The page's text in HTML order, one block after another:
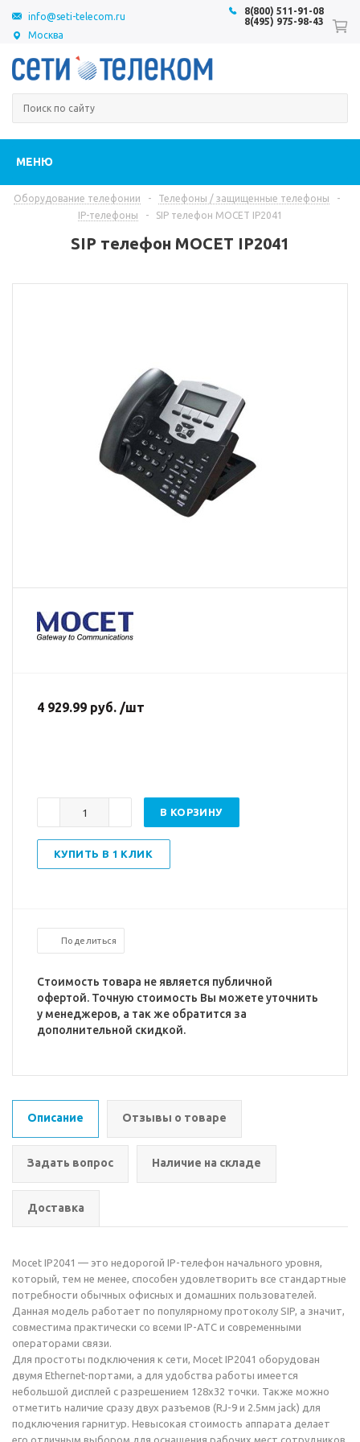
Москва
8(800) 511-91-08
8(495) 975-98-43
info@seti-telecom.ru
МЕНЮ
Оборудование телефонии - Телефоны / защищенные телефоны
-
IP-телефоны
- SIP телефон MOCET IP2041
SIP телефон MOCET IP2041
4 929.99 руб. /шт
В КОРЗИНУ
КУПИТЬ В 1 КЛИК
Поделиться
Стоимость товара не является публичной
офертой. Точную стоимость Вы можете уточнить
у менеджеров, а так же обратится за
дополнительной скидкой.
Описание Отзывы о товаре
Задать вопрос Наличие на складе
Доставка
Mocet IP2041 — это недорогой IP-телефон начального уровня,
который, тем не менее, способен удовлетворить все стандартные
потребности обычных офисных и домашних пользователей.
Данная модель работает по популярному протоколу SIP, а значит,
совместима практически со всеми IP-АТС и современными
операторами связи.
Для простоты подключения к сети, Mocet IP2041 оборудован
двумя Ethernet-портами, а для удобства работы имеется
небольшой дисплей с разрешением 128x32 точки. Также можно
отметить наличие сразу двух разъемов (RJ-9 и 2.5мм jack) для
подключения гарнитур. Невысокая стоимость аппарата делает
его отличным выбором для оснащения рабочих мест сотрудников